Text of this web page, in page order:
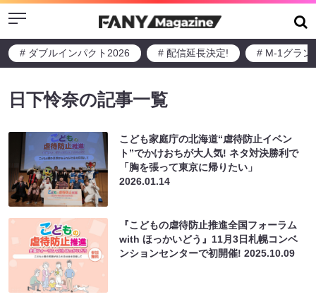
Menu
# ダブルインパクト2026 # 配信延長決定! # M-1グラン
日下怜奈の記事一覧
こども家庭庁の北海道“虐待防止イベン
ト”でかけおちが大人気! ネタ対決勝利で
「胸を張って東京に帰りたい」
2026.01.14
『こどもの虐待防止推進全国フォーラム
with ほっかいどう』11月3日札幌コンベ
ンションセンターで初開催!2025.10.09